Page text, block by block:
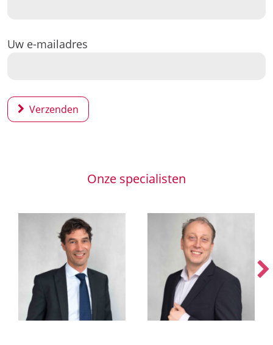
Uw e-mailadres
Verzenden
Onze specialisten